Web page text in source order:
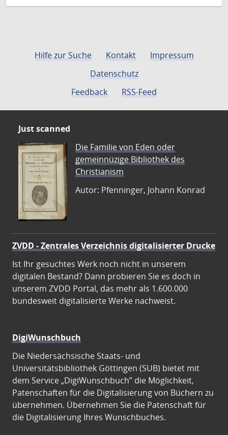
Hilfe zur Suche Kontakt
Impressum
Datenschutz
Feedback
RSS-Feed
Just scanned
Die Familie von Eden oder
gemeinnüzige Bibliothek des
Christianism
Autor: Pfenninger, Johann Konrad
ZVDD - Zentrales Verzeichnis digitalisierter Drucke
Ist Ihr gesuchtes Werk noch nicht in unserem
digitalen Bestand? Dann probieren Sie es doch in
unserem ZVDD Portal, das mehr als 1.600.000
bundesweit digitalisierte Werke nachweist.
DigiWunschbuch
Die Niedersächsische Staats- und
Universitätsbibliothek Göttingen (SUB) bietet mit
dem Service „DigiWunschbuch” die Möglichkeit,
Patenschaften für die Digitalisierung von Büchern zu
übernehmen. Übernehmen Sie die Patenschaft für
die Digitalisierung Ihres Wunschbuches.